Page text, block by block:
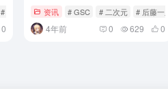
# 中村健治
0
资讯 # GSC # 二次元 # 后藤一里
4年前 0 629 0